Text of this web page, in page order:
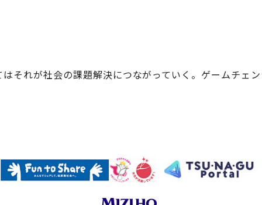
が社会の課題解決につながっていく。ゲームチ